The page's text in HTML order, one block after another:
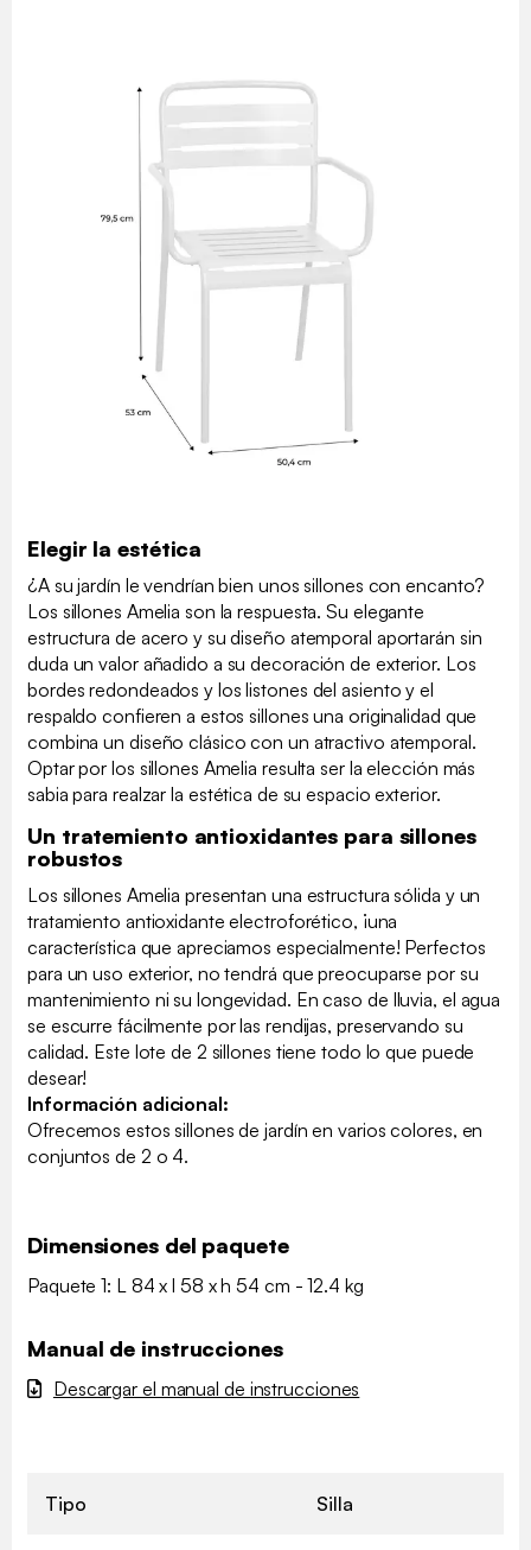
Elegir la estética
¿A su jardín le vendrían bien unos sillones con encanto?
Los sillones Amelia son la respuesta. Su elegante
estructura de acero y su diseño atemporal aportarán sin
duda un valor añadido a su decoración de exterior. Los
bordes redondeados y los listones del asiento y el
respaldo confieren a estos sillones una originalidad que
combina un diseño clásico con un atractivo atemporal.
Optar por los sillones Amelia resulta ser la elección más
sabia para realzar la estética de su espacio exterior.
Un tratemiento antioxidantes para sillones
robustos
Los sillones Amelia presentan una estructura sólida y un
tratamiento antioxidante electroforético, ¡una
característica que apreciamos especialmente! Perfectos
para un uso exterior, no tendrá que preocuparse por su
mantenimiento ni su longevidad. En caso de lluvia, el agua
se escurre fácilmente por las rendijas, preservando su
calidad. Este lote de 2 sillones tiene todo lo que puede
desear!
Información adicional:
Ofrecemos estos sillones de jardín en varios colores, en
conjuntos de 2 o 4.
Dimensiones del paquete
Paquete 1: L 84 x l 58 x h 54 cm - 12.4 kg
Manual de instrucciones
Descargar el manual de instrucciones
Tipo Silla